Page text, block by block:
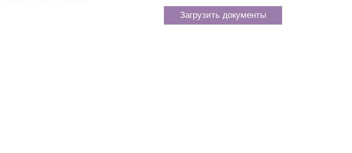
Загрузить документы